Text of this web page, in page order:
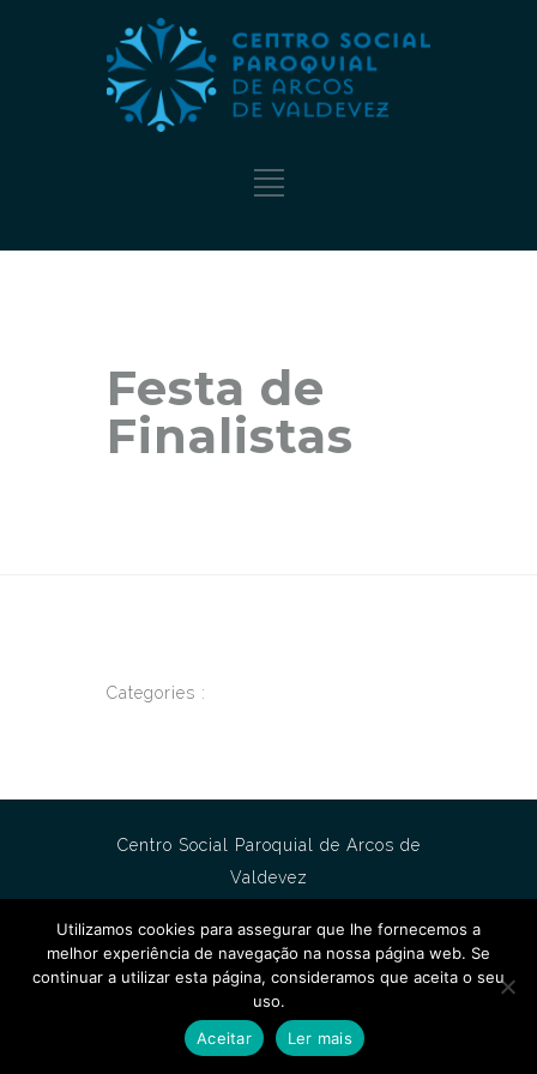
Festa de
Finalistas
Categories :
Centro Social Paroquial de Arcos de
Valdevez
Utilizamos cookies para assegurar que lhe fornecemos a
melhor experiência de navegação na nossa página web. Se
continuar a utilizar esta página, consideramos que aceita o seu
uso.
Aceitar
Ler mais